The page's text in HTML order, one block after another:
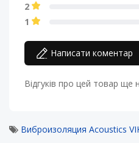
2
1
Написати коментар
Відгуків про цей товар ще
Виброизоляция Acoustics